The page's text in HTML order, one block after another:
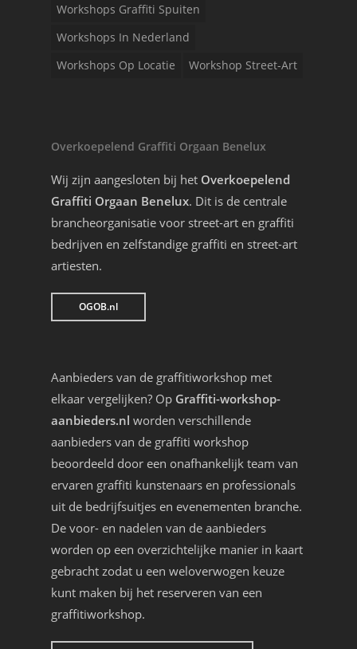
Workshops Graffiti Spuiten
Workshops In Nederland
Workshops Op Locatie
Workshop Street-Art
Overkoepelend Graffiti Orgaan Benelux
Wij zijn aangesloten bij het Overkoepelend
Graffiti Orgaan Benelux. Dit is de centrale
brancheorganisatie voor street-art en graffiti
bedrijven en zelfstandige graffiti en street-art
artiesten.
OGOB.nl
Aanbieders van de graffitiworkshop met
elkaar vergelijken? Op Graffiti-workshop-
aanbieders.nl worden verschillende
aanbieders van de graffiti workshop
beoordeeld door een onafhankelijk team van
ervaren graffiti kunstenaars en professionals
uit de bedrijfsuitjes en evenementen branche.
De voor- en nadelen van de aanbieders
worden op een overzichtelijke manier in kaart
gebracht zodat u een weloverwogen keuze
kunt maken bij het reserveren van een
graffitiworkshop.